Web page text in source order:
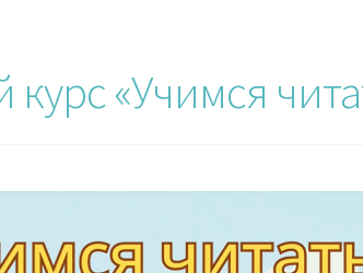
«Учимся